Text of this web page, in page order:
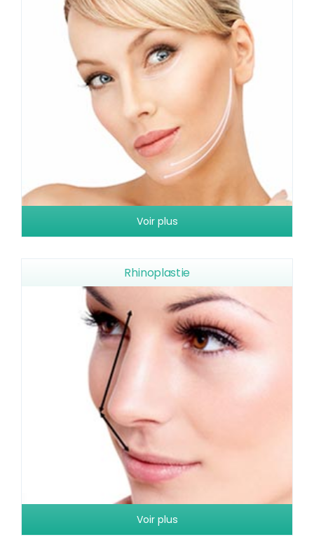
Voir plus
Rhinoplastie
Voir plus